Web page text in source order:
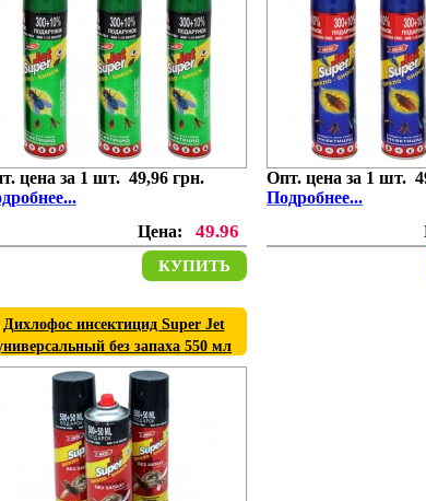
цена за 1 шт. 49,96 грн.
Цена:
49.96
КУПИТЬ
Опт. цена за 1 шт.
Подробнее...
Дихлофос инсектицид Super Jet
без запаха 550 мл